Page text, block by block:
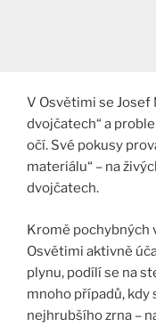
V Osvětimi se Josef
dvojčatech“ a
očí. Své pokusy
materiálu“ – na
dvojčatech.
Kromě pochybných
Osvětimi aktivně
plynu, podílí se na
mnoho případů,
nejhrubšího zrna –